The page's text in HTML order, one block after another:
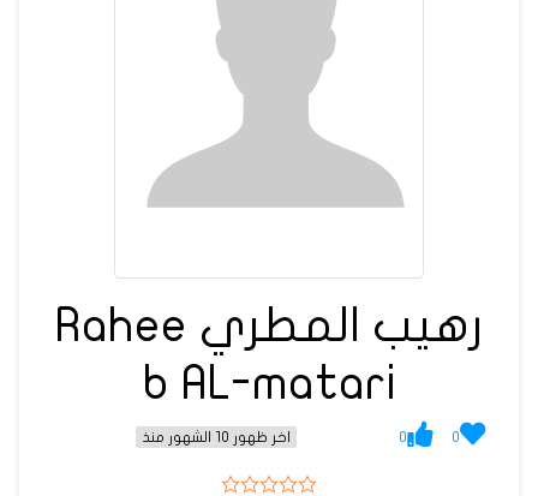
رهيب المطري Rahee
b AL-matari
0
0 اخر ظهور 10 الشهور منذ